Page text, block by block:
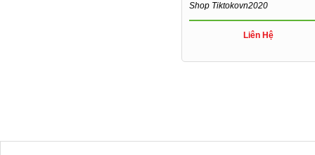
Shop Tiktokovn2020
Liên Hệ